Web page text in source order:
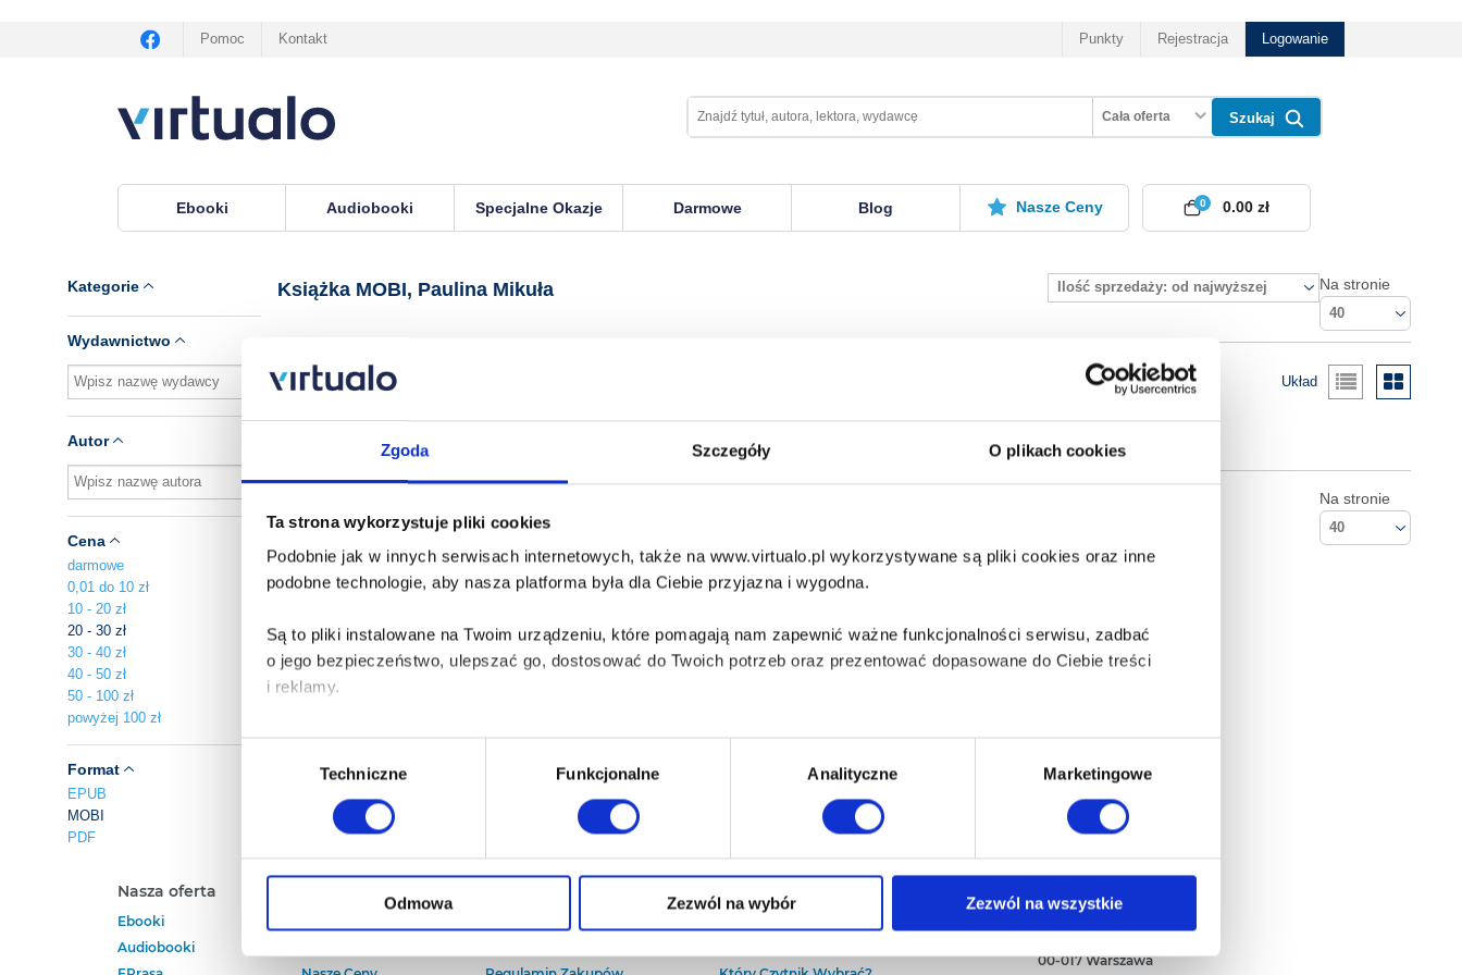
Zgoda Szczegóły O plikach cookies
Ta strona wykorzystuje pliki cookies
Podobnie jak w innych serwisach internetowych, także na www.virtualo.pl wykorzystywane są pliki cookies oraz inne
podobne technologie, aby nasza platforma była dla Ciebie przyjazna i wygodna.
Są to pliki instalowane na Twoim urządzeniu, które pomagają nam zapewnić ważne funkcjonalności serwisu, zadbać
o jego bezpieczeństwo, ulepszać go, dostosować do Twoich potrzeb oraz prezentować dopasowane do Ciebie treści
i reklamy.
Poza plikami, które są nam niezbędne do prawidłowego i bezpiecznego działania serwisu - są także takie, które wymagają
Twojej zgody.
Każda udzielona zgoda poprawi Twoje doświadczenia jeśli jesteś naszym Użytkownikiem.
Wybór
Techniczne Funkcjonalne Analityczne Marketingowe
Odmowa Zezwól na wybór Zezwól na wszystkie
Pomoc Kontakt Punkty Rejestracja Logowanie
Cała oferta Szukaj
Ebooki Audiobooki Specjalne Okazje Darmowe Blog Nasze Ceny 0
0.00 zł
Kategorie
Wydawnictwo
Autor
Cena
darmowe
0,01 do 10 zł
10 - 20 zł
20 - 30 zł
30 - 40 zł
40 - 50 zł
50 - 100 zł
powyżej 100 zł
Format
EPUB
MOBI
PDF
Książka MOBI, Paulina Mikuła Ilość sprzedaży: od najwyższej Na stronie
40
Układ
Na stronie
40
Nasza oferta
Ebooki
Audiobooki
Baza wiedzy
Empik S.A
00-017 Warszawa